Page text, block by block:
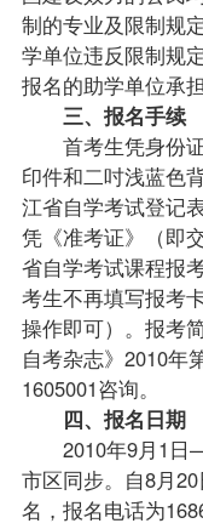
制的专业及限制规
学单位违反限制规
报名的助学单位承担
三、报名手续
首考生凭身份证
印件和二吋浅蓝色
江省自学考试登记
凭《准考证》（即
省自学考试课程报
考生不再填写报考
操作即可）。报考
自考杂志》2010年
1605001咨询。
四、报名日期
2010年9月1日
市区同步。自8月
名，报名电话为